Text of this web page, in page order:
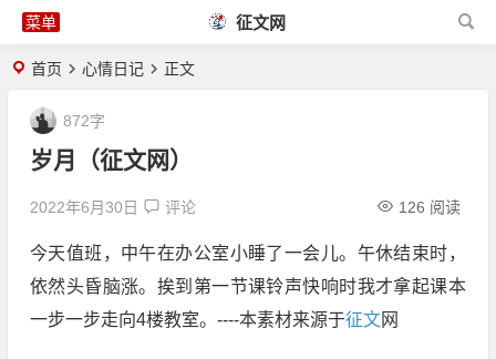
征文网
首页 心情日记 正文
岁月（征文网）
2022年6月30日 评论 126 阅读
872字
今天值班，中午在办公室小睡了一会儿。午休结束时，
依然头昏脑涨。挨到第一节课铃声快响时我才拿起课本
一步一步走向4楼教室。----本素材来源于征文网